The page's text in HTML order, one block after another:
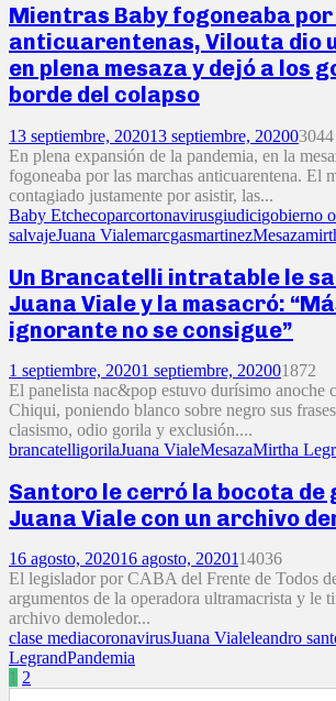
Mientras Baby fogoneaba
anticuarentenas, Vilouta dio
en plena mesaza y dejó a los
borde del colapso
13 septiembre, 202013 septiembre, 202003044
En plena expansión de la pandemia, en la
fogoneaba por las marchas anticuarentena. El
contagiado justamente por asistir, las...
Baby Etchecoparcortonavirusgiudicigobierno
salvajeJuana VialemarcgasmartinezMesaza
Un Brancatelli intratable le
Juana Viale y la masacró:
ignorante no se consigue”
1 septiembre, 20201 septiembre, 202001872
El panelista nac&pop estuvo durísimo anoche
Chiqui, poniendo blanco sobre negro sus
clasismo, odio gorila y exclusión....
brancatelligorilaJuana VialeMesazaMirtha
Santoro le cerró la bocota de
Juana Viale con un archivo
16 agosto, 202016 agosto, 2020114036
El legislador por CABA del Frente de Todos
argumentos de la operadora ultramacrista y le
archivo demoledor...
clase mediacoronavirusJuana Vialeleandro
LegrandPandemia
Paginación
1 2